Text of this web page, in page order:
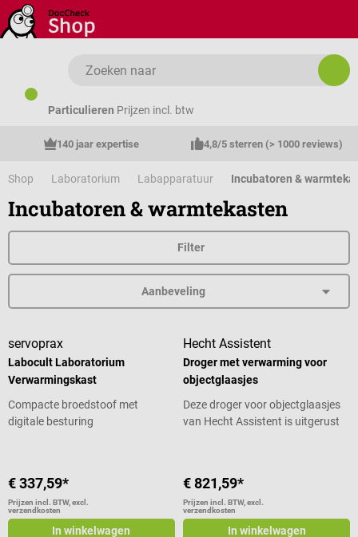
Ga naar de hoofdinhoud
Particulieren Prijzen incl. btw
140 jaar expertise 4,8/5 sterren (> 1000 reviews)
Shop Laboratorium Labapparatuur Incubatoren &
Incubatoren & warmtekasten
Filter
servoprax
Labocult Laboratorium
Verwarmingskast
Compacte broedstoof met
digitale besturing
€ 337,59*
Prijzen incl. BTW, excl.
verzendkosten
In winkelwagen
Hecht Assistent
Droger met verwarming voor
objectglaasjes
Deze droger voor objectglaasjes
van Hecht Assistent is uitgerust
kleurpreparaten te versnellen. De
objectglaasjes kunnen op de
verwarmingsplaat met
€ 821,59*
Prijzen incl. BTW, excl.
verzendkosten
In winkelwagen